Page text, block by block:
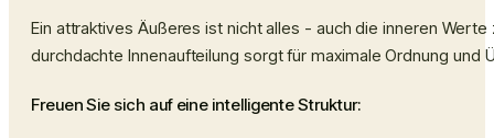
Ein attraktives Äußeres ist nicht alles - auch die inneren
durchdachte Innenaufteilung sorgt für maximale Ordnung
Freuen Sie sich auf eine intelligente Struktur: